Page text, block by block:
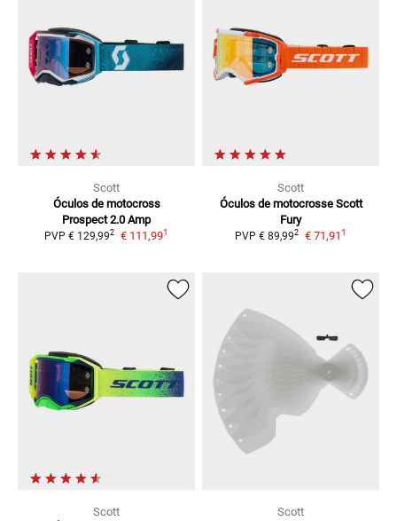
Scott
Óculos de motocross
Prospect 2.0 Amp
PVP € 129,992 € 111,991
Scott
Óculos de motocrosse Scott
Fury
PVP € 89,992 € 71,911
Scott Scott